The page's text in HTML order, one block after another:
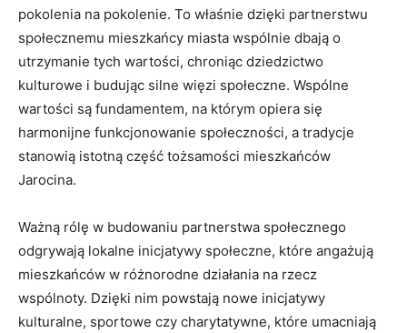
pokolenia na pokolenie. To⁣ właśnie​ dzięki ⁤partnerstwu
‌społecznemu ‌mieszkańcy miasta wspólnie ‌dbają⁢ o
utrzymanie tych wartości,‍ chroniąc dziedzictwo​
kulturowe⁢ i budując ⁤silne więzi społeczne. Wspólne
wartości‍ są ⁤fundamentem, na którym opiera się
harmonijne​ funkcjonowanie społeczności, a ‍tradycje
stanowią‍ istotną część tożsamości mieszkańców
Jarocina.
Ważną rólę w budowaniu ⁢partnerstwa społecznego
⁢odgrywają lokalne inicjatywy społeczne, które angażują
mieszkańców w różnorodne działania ​na rzecz
‍wspólnoty.⁢ Dzięki ​nim powstają nowe inicjatywy
kulturalne, ⁤sportowe czy charytatywne, które umacniają